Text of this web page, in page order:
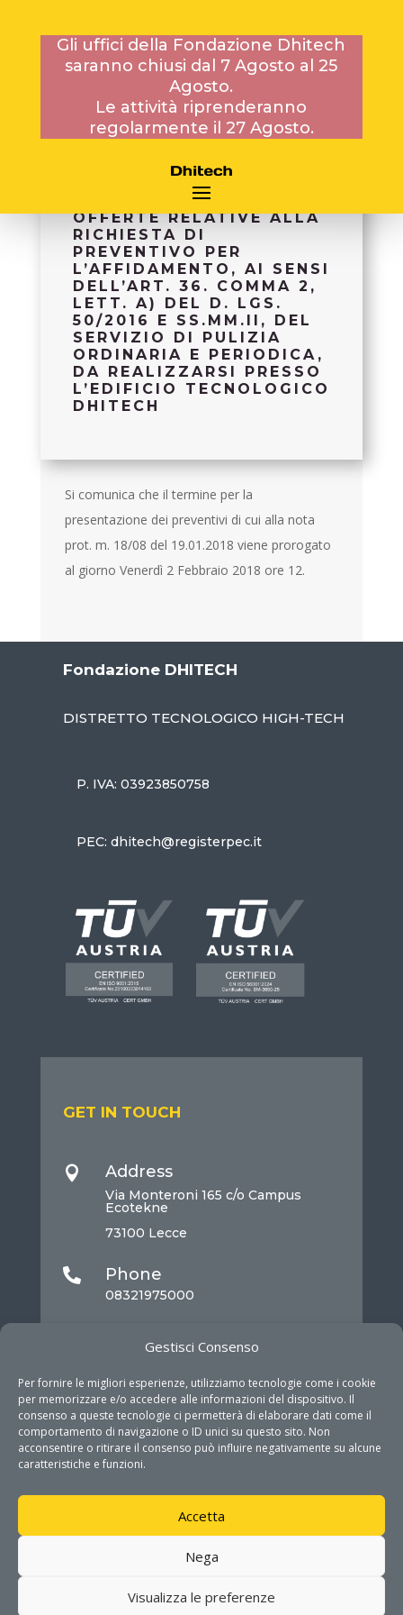
Gestisci Consenso
Per fornire le migliori esperienze, utilizziamo tecnologie come i cookie
per memorizzare e/o accedere alle informazioni del dispositivo. Il
consenso a queste tecnologie ci permetterà di elaborare dati come il
comportamento di navigazione o ID unici su questo sito. Non
acconsentire o ritirare il consenso può influire negativamente su alcune
caratteristiche e funzioni.
Accetta
Nega
Visualizza le preferenze
Gli uffici della Fondazione Dhitech
saranno chiusi dal 7 Agosto al 25
Agosto.
Le attività riprenderanno
regolarmente il 27 Agosto.
26 GENNAIO 2018
PROROGA DELLA
SCADENZA DI
PRESENTAZIONE DELLE
OFFERTE RELATIVE ALLA
RICHIESTA DI
PREVENTIVO PER
L’AFFIDAMENTO, AI SENSI
DELL’ART. 36. COMMA 2,
LETT. A) DEL D. LGS.
50/2016 E SS.MM.II, DEL
SERVIZIO DI PULIZIA
ORDINARIA E PERIODICA,
DA REALIZZARSI PRESSO
L’EDIFICIO TECNOLOGICO
DHITECH
Si comunica che il termine per la
presentazione dei preventivi di cui alla nota
prot. m. 18/08 del 19.01.2018 viene prorogato
al giorno Venerdì 2 Febbraio 2018 ore 12.
Fondazione DHITECH
DISTRETTO TECNOLOGICO HIGH-TECH
P. IVA: 03923850758
PEC: dhitech@registerpec.it
GET IN TOUCH
 Address
Via Monteroni 165 c/o Campus
Ecotekne
73100 Lecce
 Phone
08321975000
COPYRIGHT © DHITECH 2026. ALL RIGHTS